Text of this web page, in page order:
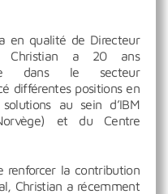
en qualité de Directeur
Christian a 20 ans
dans le secteur
différentes positions en
au sein d’IBM
et du Centre
renforcer la contribution
Christian a récemment